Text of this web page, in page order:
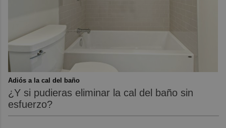
Adiós a la cal del baño
¿Y si pudieras eliminar la cal del baño sin
esfuerzo?